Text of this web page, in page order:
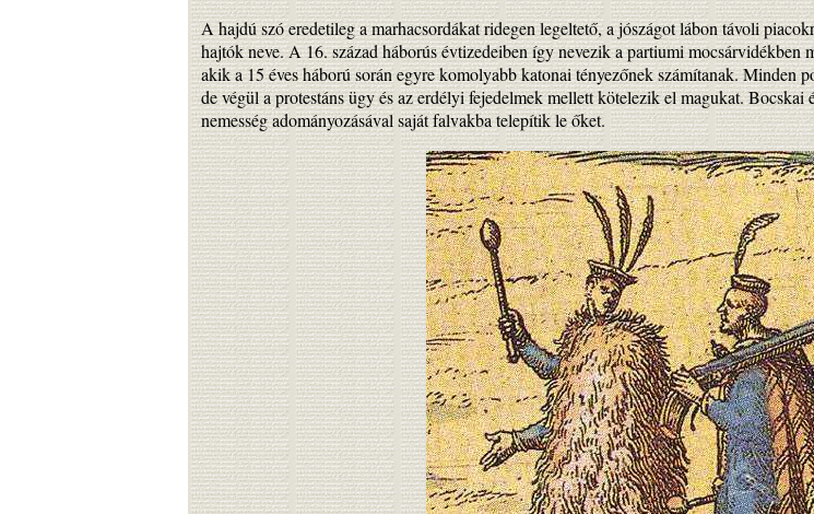
A hajdú szó eredetileg a marhacsordákat ridegen legeltető, a jószágot lábon távoli
hajtók neve. A 16. század háborús évtizedeiben így nevezik a partiumi mocsárvidékben
akik a 15 éves háború során egyre komolyabb katonai tényezőnek számítanak. Minden
de végül a protestáns ügy és az erdélyi fejedelmek mellett kötelezik el magukat.
nemesség adományozásával saját falvakba telepítik le őket.